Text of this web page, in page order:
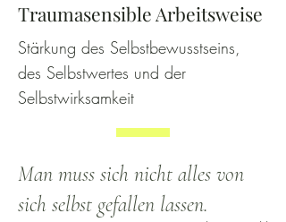
Traumasensible Arbeitsweise
Stärkung des Selbstbewusstseins,
des Selbstwertes und der
Selbstwirksamkeit
Man muss sich nicht alles von
sich selbst gefallen lassen.